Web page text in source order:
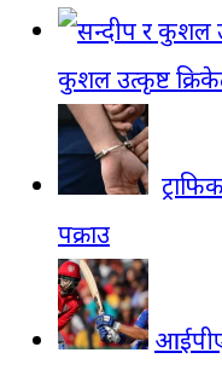
कुशल उत्कृष्ट
पक्राउ